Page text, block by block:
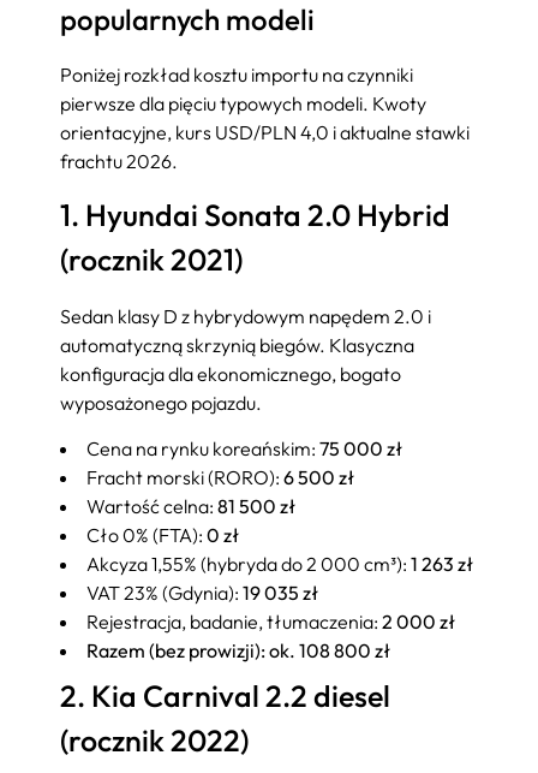
popularnych modeli
Poniżej rozkład kosztu importu na czynniki
pierwsze dla pięciu typowych modeli. Kwoty
orientacyjne, kurs USD/PLN 4,0 i aktualne stawki
frachtu 2026.
1. Hyundai Sonata 2.0 Hybrid
(rocznik 2021)
Sedan klasy D z hybrydowym napędem 2.0 i
automatyczną skrzynią biegów. Klasyczna
konfiguracja dla ekonomicznego, bogato
wyposażonego pojazdu.
Cena na rynku koreańskim: 75 000 zł
Fracht morski (RORO): 6 500 zł
Wartość celna: 81 500 zł
Cło 0% (FTA): 0 zł
Akcyza 1,55% (hybryda do 2 000 cm³): 1 263 zł
VAT 23% (Gdynia): 19 035 zł
Rejestracja, badanie, tłumaczenia: 2 000 zł
Razem (bez prowizji): ok. 108 800 zł
2. Kia Carnival 2.2 diesel
(rocznik 2022)